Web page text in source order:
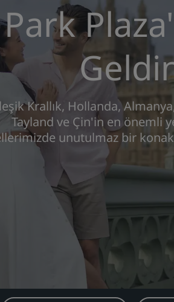
Park
Krallık, Hollanda,
Tayland ve Çin'in en önemli
unutulmaz bir